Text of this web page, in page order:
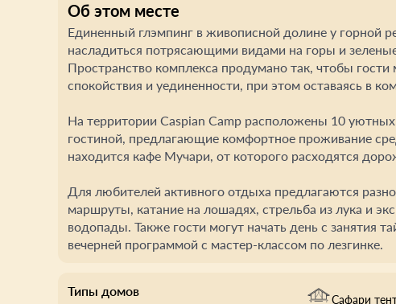
Об этом месте
Eдиненный глэмпинг в живописной долине у горной
насладиться потрясающими видами на горы и
Пространство комплекса продумано так, чтобы
спокойствия и уединенности, при этом оставаясь в
На территории Caspian Camp расположены 10
гостиной, предлагающие комфортное проживание
находится кафе Мучари, от которого расходятся
Для любителей активного отдыха предлагаются
маршруты, катание на лошадях, стрельба из лука и
водопады. Также гости могут начать день с занятия
вечерней программой с мастер-классом по лезгинке.
Типы домов
Сафари